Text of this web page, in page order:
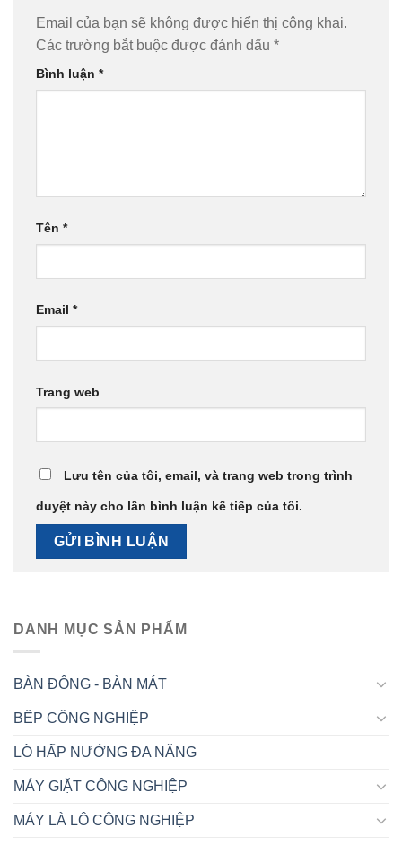
Email của bạn sẽ không được hiển thị công khai.
Các trường bắt buộc được đánh dấu *
Bình luận *
Tên *
Email *
Trang web
Lưu tên của tôi, email, và trang web trong trình
duyệt này cho lần bình luận kế tiếp của tôi.
DANH MỤC SẢN PHẨM
BÀN ĐÔNG - BÀN MÁT
BẾP CÔNG NGHIỆP
LÒ HẤP NƯỚNG ĐA NĂNG
MÁY GIẶT CÔNG NGHIỆP
MÁY LÀ LÔ CÔNG NGHIỆP